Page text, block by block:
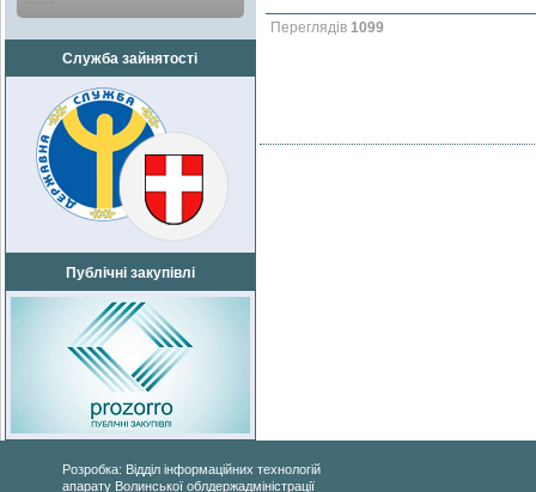
Служба зайнятості
Публічні закупівлі
Переглядів 1099
Розробка: Відділ інформаційних технологій
апарату Волинської облдержадміністрації